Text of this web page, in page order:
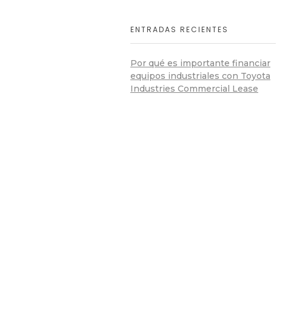
ENTRADAS RECIENTES
Por qué es importante financiar
equipos industriales con Toyota
Industries Commercial Lease